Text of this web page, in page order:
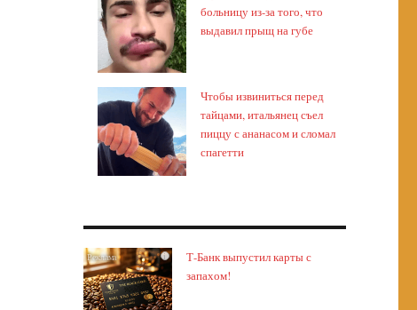
больницу из-за того, что
выдавил прыщ на губе
Чтобы извиниться перед
тайцами, итальянец съел
пиццу с ананасом и сломал
спагетти
i
Т-Банк выпустил карты с
запахом!